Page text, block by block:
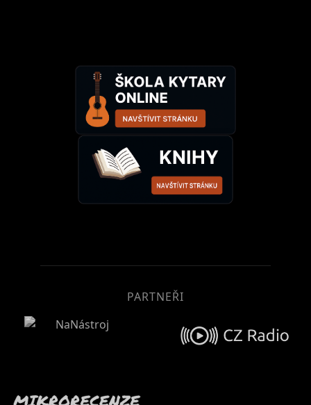
PARTNEŘI